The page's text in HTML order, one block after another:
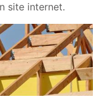
site internet.